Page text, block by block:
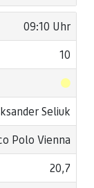
09:10 Uhr
10
Seliuk
Polo Vienna
20,7